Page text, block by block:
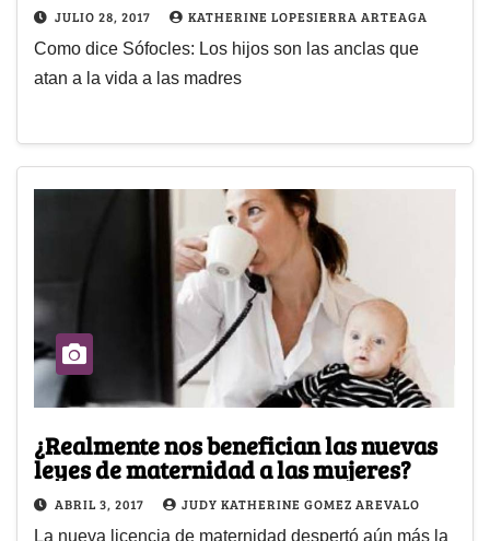
JULIO 28, 2017 KATHERINE LOPESIERRA ARTEAGA
Como dice Sófocles: Los hijos son las anclas que
atan a la vida a las madres
¿Realmente nos benefician las nuevas
leyes de maternidad a las mujeres?
ABRIL 3, 2017 JUDY KATHERINE GOMEZ AREVALO
La nueva licencia de maternidad despertó aún más la